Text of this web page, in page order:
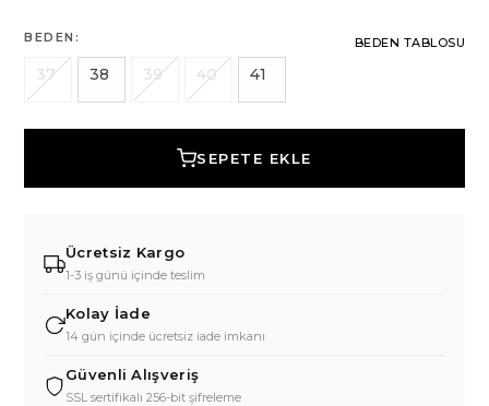
BEDEN: BEDEN TABLOSU
37 38 39 40 41
SEPETE EKLE
Ücretsiz Kargo
1-3 iş günü içinde teslim
Kolay İade
14 gün içinde ücretsiz iade imkanı
Güvenli Alışveriş
SSL sertifikalı 256-bit şifreleme